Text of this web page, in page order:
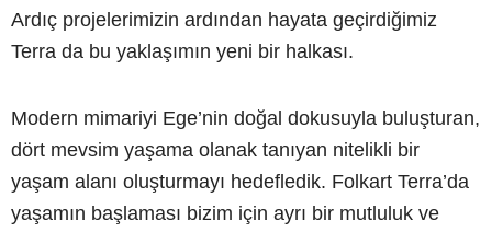
Ardıç projelerimizin ardından hayata geçirdiğimiz
Terra da bu yaklaşımın yeni bir halkası.
Modern mimariyi Ege’nin doğal dokusuyla buluşturan,
dört mevsim yaşama olanak tanıyan nitelikli bir
yaşam alanı oluşturmayı hedefledik. Folkart Terra’da
yaşamın başlaması bizim için ayrı bir mutluluk ve